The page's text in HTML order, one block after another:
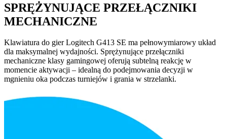
SPRĘŻYNUJĄCE PRZEŁĄCZNIKI
MECHANICZNE
Klawiatura do gier Logitech G413 SE ma pełnowymiarowy układ
dla maksymalnej wydajności. Sprężynujące przełączniki
mechaniczne klasy gamingowej oferują subtelną reakcję w
momencie aktywacji – idealną do podejmowania decyzji w
mgnieniu oka podczas turniejów i grania w strzelanki.